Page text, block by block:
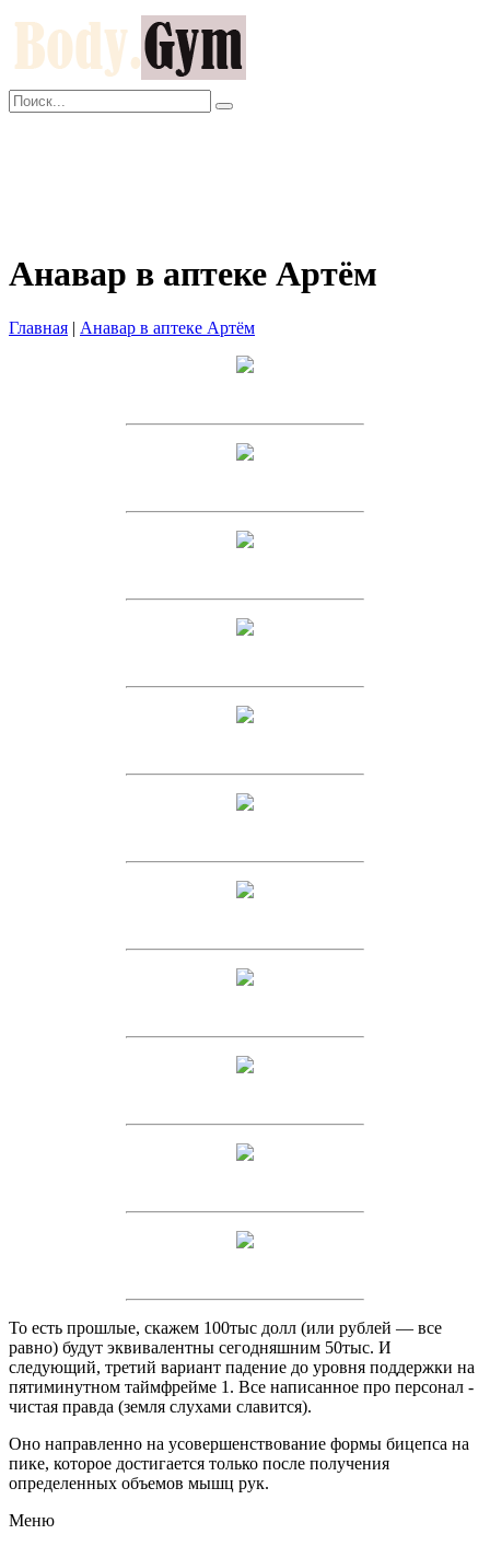
Анавар в аптеке Артём
Главная | Анавар в аптеке Артём
То есть прошлые, скажем 100тыс долл (или рублей — все
равно) будут эквивалентны сегодняшним 50тыс. И
следующий, третий вариант падение до уровня поддержки на
пятиминутном таймфрейме 1. Все написанное про персонал -
чистая правда (земля слухами славится).
Оно направленно на усовершенствование формы бицепса на
пике, которое достигается только после получения
определенных объемов мышц рук.
Меню